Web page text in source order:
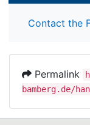
Contact the
Permalink
bamberg.de/